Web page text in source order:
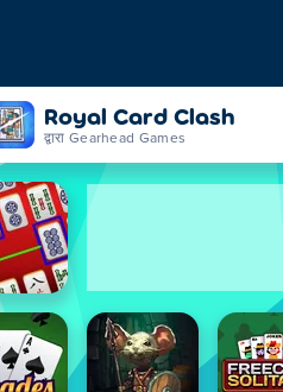
Royal Card Clash
द्वारा Gearhead Games